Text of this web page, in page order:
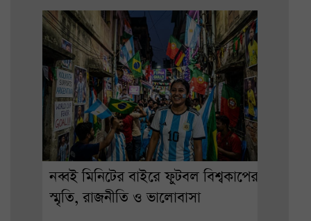
নব্বই মিনিটের বাইরে ফুটবল বিশ্বকাপের
স্মৃতি, রাজনীতি ও ভালোবাসা